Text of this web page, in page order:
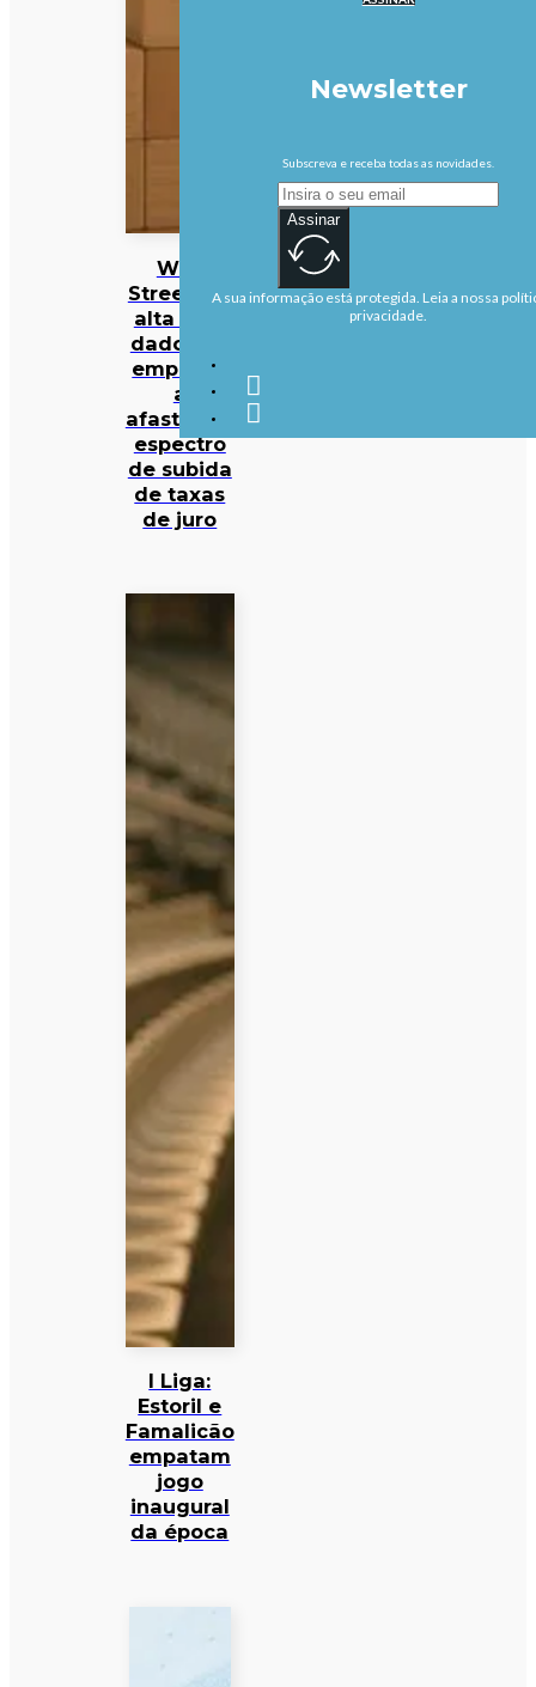
Wall
Street em
alta com
dados de
emprego
a
afastarem
espectro
de subida
de taxas
de juro
I Liga:
Estoril e
Famalicão
empatam
jogo
inaugural
da época
Newsletter
Subscreva e receba todas as novidades.
Assinar
A sua informação está protegida. Leia a nossa
privacidade.